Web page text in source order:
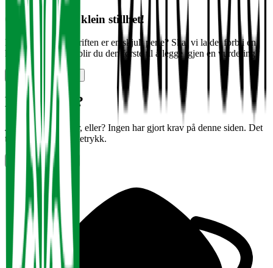
Oi, her var det klein stillhet!
Kanskje denne bedriften er en skjult perle? Skal vi la det forbli en
hemmelighet, eller blir du den første til å legge igjen en vurdering?
Vurder arbeidsplass
Halloooooo?
Jobber det noen her, eller? Ingen har gjort krav på denne siden. Det
tar bare noen få tastetrykk.
Gjør krav på siden